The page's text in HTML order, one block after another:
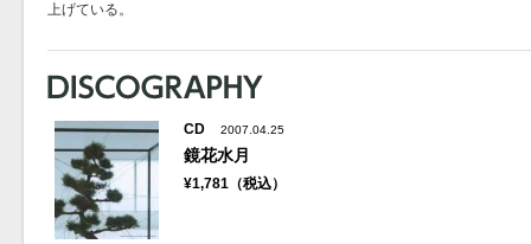
上げている。
CD 2007.04.25
鏡花水月
¥1,781（税込）